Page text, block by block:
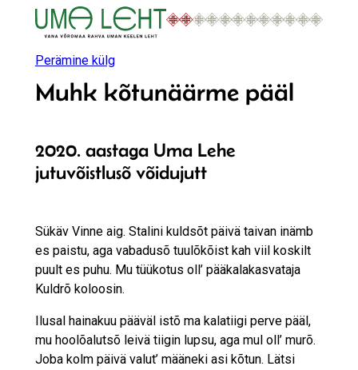
juurdePerämine külg
Muhk kõtunäärme pääl
2020. aastaga Uma Lehe
jutuvõistlusõ võidujutt
Sükäv Vinne aig. Stalini kuldsõt päivä taivan inämb
es paistu, aga vabadusõ tuulõkõist kah viil koskilt
puult es puhu. Mu tüükotus oll’ pääkalakasvataja
Kuldrõ koloosin.
Ilusal hainakuu pääväl istõ ma kalatiigi perve pääl,
mu hoolõalutsõ leivä tiigin lupsu, aga mul oll’ murõ.
Joba kolm päivä valut’ määneki asi kõtun. Lätsi